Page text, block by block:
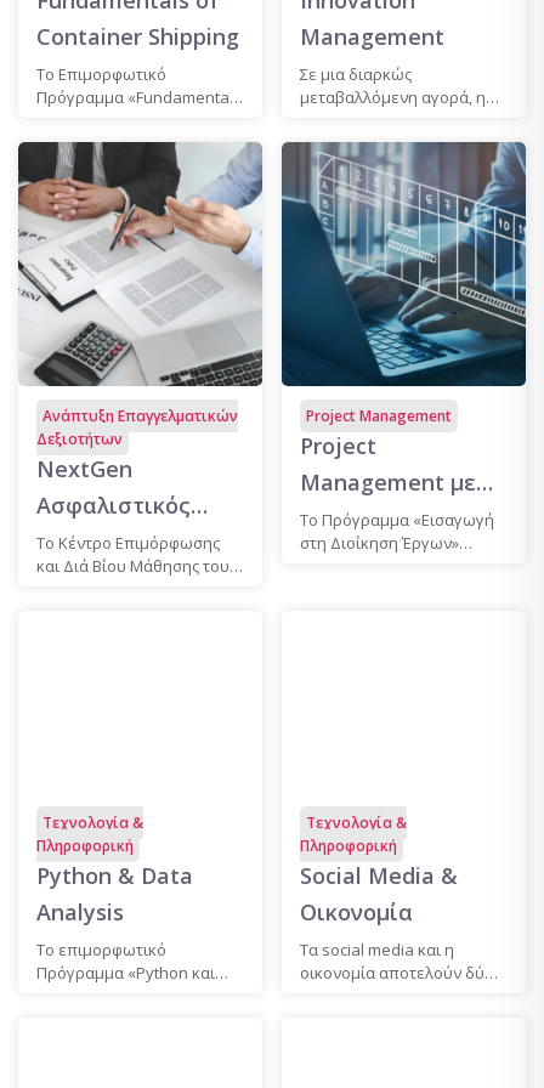
Container Shipping
Το Επιμορφωτικό
Πρόγραμμα «Fundamentals
προσφέρεται σε...
Management
Σε μια διαρκώς
μεταβαλλόμενη αγορά, η
σε κρίσιμο...
Ανάπτυξη Επαγγελματικών
Δεξιοτήτων
NextGen
Ασφαλιστικός
Διαμεσολαβητής:
Επαγγελματική
Το Κέντρο Επιμόρφωσης
και Διά Βίου Μάθησης του
Project Management
Project
Management με
τη Χρήση
Λογισμικού
Tο Πρόγραμμα «Εισαγωγή
στη Διοίκηση Έργων»
Τεχνολογία &
Πληροφορική
Python & Data
Analysis
Το επιμορφωτικό
Πρόγραμμα «Python και
Τεχνολογία &
Πληροφορική
Social Media &
Οικονομία
Τα social media και η
οικονομία αποτελούν δύο